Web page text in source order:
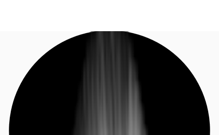
Investieren
Marktinformationen
Jetzt anrufen